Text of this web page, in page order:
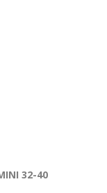
32-40